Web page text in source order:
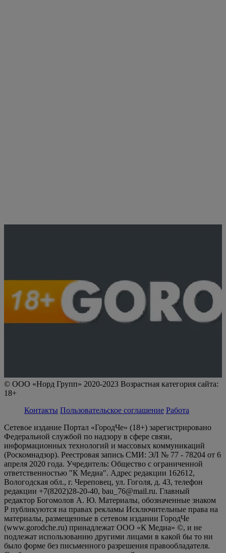
© ООО «Норд Групп» 2020-2023 Возрастная категория сайта:
18+
Контакты Пользовательское соглашение Работа
Сетевое издание Портал «ГородЧе» (18+) зарегистрировано
Федеральной службой по надзору в сфере связи,
информационных технологий и массовых коммуникаций
(Роскомнадзор). Реестровая запись СМИ: ЭЛ № 77 - 78204 от 6
апреля 2020 года. Учредитель: Общество с ограниченной
ответственностью "К Медиа". Адрес редакции 162612,
Вологодская обл., г. Череповец, ул. Гоголя, д. 43, телефон
редакции +7(8202)28-20-40, bau_76@mail.ru. Главный
редактор Богомолов А. Ю. Материалы, обозначенные знаком
Р публикуются на правах рекламы Исключительные права на
материалы, размещенные в сетевом издании ГородЧе
(www.gorodche.ru) принадлежат ООО «К Медиа» ©, и не
подлежат использованию другими лицами в какой бы то ни
было форме без письменного разрешения правообладателя.